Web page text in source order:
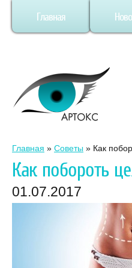
Главная
Главная » Советы » Как
Как побороть
01.07.2017